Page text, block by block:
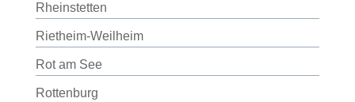
Rheinstetten
Rietheim-Weilheim
Rot am See
Rottenburg